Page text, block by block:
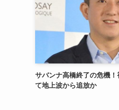
サバンナ高橋終了の危機
て地上波から追放か